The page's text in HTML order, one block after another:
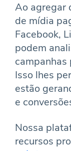
Ao agregar
de mídia
Facebook,
podem
Isso lhes
estão
e
Nossa
recursos